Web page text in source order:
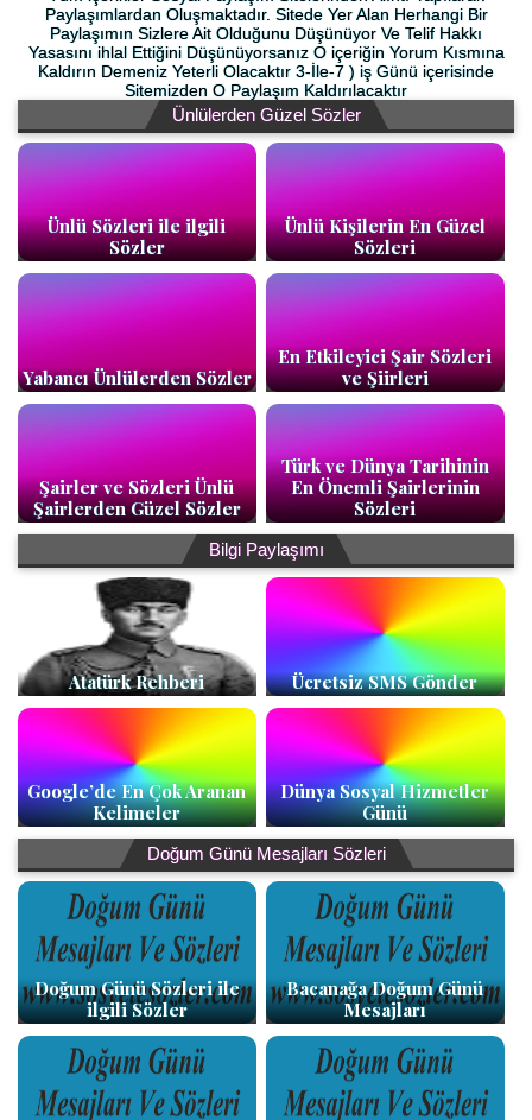
Paylaşımlardan Oluşmaktadır. Sitede Yer Alan Herhangi Bir
Paylaşımın Sizlere Ait Olduğunu Düşünüyor Ve Telif Hakkı
Yasasını ihlal Ettiğini Düşünüyorsanız O içeriğin Yorum Kısmına
Kaldırın Demeniz Yeterli Olacaktır 3-İle-7 ) iş Günü içerisinde
Sitemizden O Paylaşım Kaldırılacaktır
Ünlülerden Güzel Sözler
Ünlü Sözleri ile ilgili
Sözler
Ünlü Kişilerin En Güzel
Sözleri
Yabancı Ünlülerden Sözler
En Etkileyici Şair Sözleri
ve Şiirleri
Şairler ve Sözleri Ünlü
Şairlerden Güzel Sözler
Türk ve Dünya Tarihinin
En Önemli Şairlerinin
Sözleri
Bilgi Paylaşımı
Atatürk Rehberi Ücretsiz SMS Gönder
Google’de En Çok Aranan
Kelimeler
Dünya Sosyal Hizmetler
Günü
Doğum Günü Mesajları Sözleri
Doğum Günü Sözleri ile
ilgili Sözler
Bacanağa Doğum Günü
Mesajları